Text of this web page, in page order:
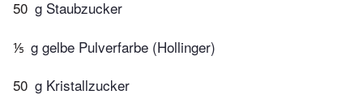
50 g Staubzucker
⅕ g gelbe Pulverfarbe (Hollinger)
50 g Kristallzucker